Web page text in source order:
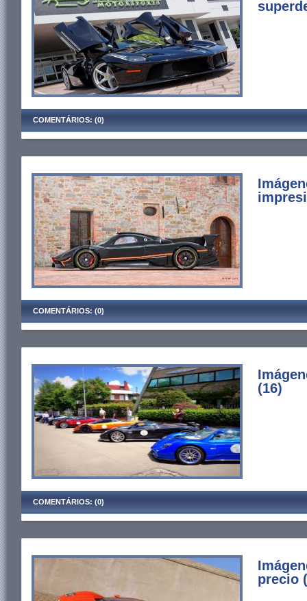
COMENTÁRIOS: (0)
COMENTÁRIOS: (0)
(16)
COMENTÁRIOS: (0)
precio